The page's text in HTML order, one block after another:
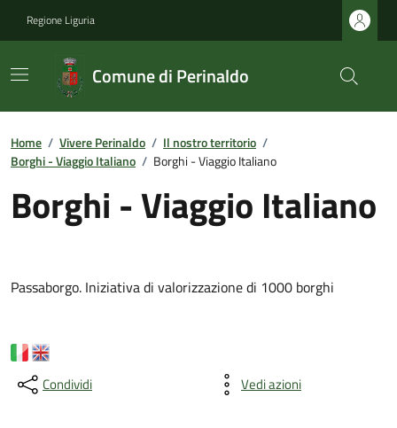
Regione Liguria
Comune di Perinaldo
Home / Vivere Perinaldo / Il nostro territorio /
Borghi - Viaggio Italiano / Borghi - Viaggio Italiano
Borghi - Viaggio Italiano
Passaborgo. Iniziativa di valorizzazione di 1000 borghi
Condividi Vedi azioni